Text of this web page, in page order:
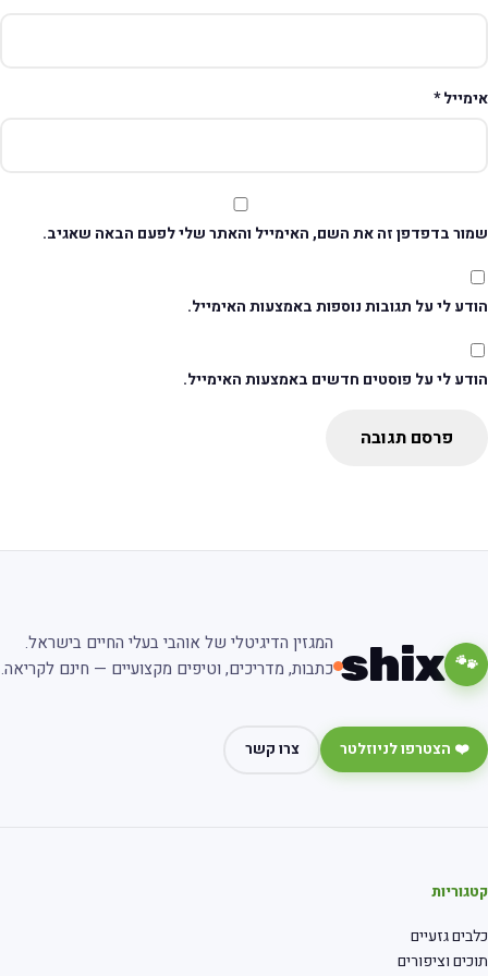
*
בדפדפן זה את השם, האימייל והאתר שלי לפעם הבאה שאגיב.
לי על תגובות נוספות באמצעות האימייל.
לי על פוסטים חדשים באמצעות האימייל.
פרסם תגובה
🐾
shix
המגזין הדיגיטלי של אוהבי בעלי החיים בישראל.
כתבות, מדריכים, וטיפים מקצועיים — חינם לקריאה.
❤️ הצטרפו לניוזלטר צרו קשר
גזעיים
וציפורים